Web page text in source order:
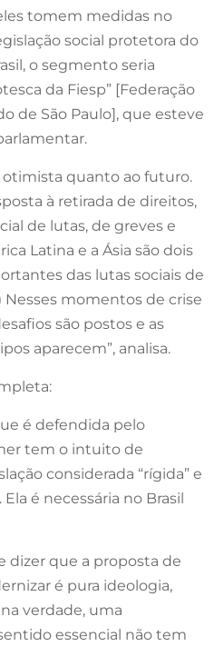
tomem medidas no
social protetora do
o segmento seria
da Fiesp” [Federação
de São Paulo], que esteve
quanto ao futuro.
à retirada de direitos,
de lutas, de greves e
Latina e a Ásia são dois
das lutas sociais de
Nesses momentos de crise
são postos e as
aparecem”, analisa.
é defendida pelo
tem o intuito de
considerada “rígida” e
é necessária no Brasil
dizer que a proposta de
é pura ideologia,
verdade, uma
essencial não tem